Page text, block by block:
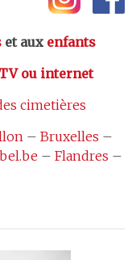
et aux enfants
TV ou internet
cimetières
– Bruxelles –
– Flandres –